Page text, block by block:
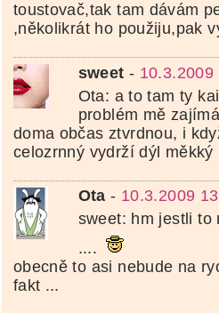
toustovač,tak tam dávám
,několikrát ho použiju,pak
sweet - 10.3.2009
Ota: a to tam ty
problém mě
doma občas ztvrdnou, i
celozrnný vydrží dýl měkký
Ota - 10.3.2009
sweet: hm jestli to
....
obecně to asi nebude na
fakt ...